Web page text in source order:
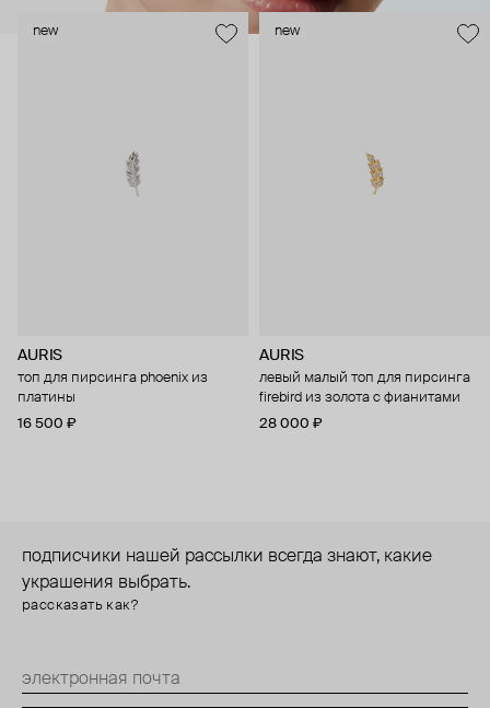
new
AURIS
топ для пирсинга phoenix из
платины
16 500 ₽
new
AURIS
левый малый топ для пирсинга
firebird из золота с фианитами
28 000 ₽
подписчики нашей рассылки всегда знают, какие
украшения выбрать.
рассказать как?